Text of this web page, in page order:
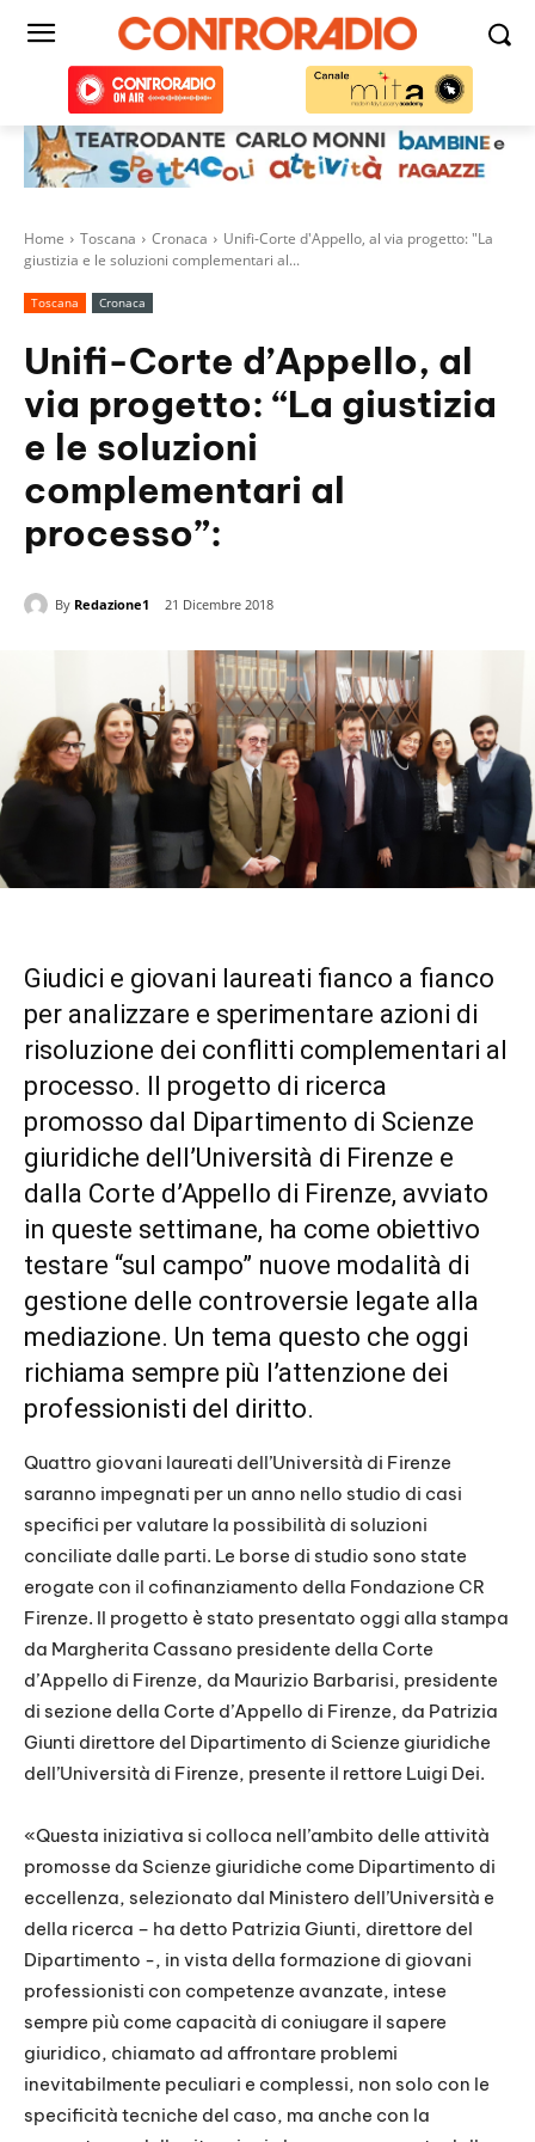
Home Toscana Cronaca
Unifi-Corte d'Appello, al via progetto: "La
giustizia e le soluzioni complementari al...
Toscana Cronaca
Unifi-Corte d’Appello, al
via progetto: “La giustizia
e le soluzioni
complementari al
processo”:
By Redazione1 21 Dicembre 2018
Giudici e giovani laureati fianco a fianco
per analizzare e sperimentare azioni di
risoluzione dei conflitti complementari al
processo. Il progetto di ricerca
promosso dal Dipartimento di Scienze
giuridiche dell’Università di Firenze e
dalla Corte d’Appello di Firenze, avviato
in queste settimane, ha come obiettivo
testare “sul campo” nuove modalità di
gestione delle controversie legate alla
mediazione. Un tema questo che oggi
richiama sempre più l’attenzione dei
professionisti del diritto.
Quattro giovani laureati dell’Università di Firenze
saranno impegnati per un anno nello studio di casi
specifici per valutare la possibilità di soluzioni
conciliate dalle parti. Le borse di studio sono state
erogate con il cofinanziamento della Fondazione CR
Firenze. Il progetto è stato presentato oggi alla stampa
da Margherita Cassano presidente della Corte
d’Appello di Firenze, da Maurizio Barbarisi, presidente
di sezione della Corte d’Appello di Firenze, da Patrizia
Giunti direttore del Dipartimento di Scienze giuridiche
dell’Università di Firenze, presente il rettore Luigi Dei.
«Questa iniziativa si colloca nell’ambito delle attività
promosse da Scienze giuridiche come Dipartimento di
eccellenza, selezionato dal Ministero dell’Università e
della ricerca – ha detto Patrizia Giunti, direttore del
Dipartimento -, in vista della formazione di giovani
professionisti con competenze avanzate, intese
sempre più come capacità di coniugare il sapere
giuridico, chiamato ad affrontare problemi
inevitabilmente peculiari e complessi, non solo con le
specificità tecniche del caso, ma anche con la